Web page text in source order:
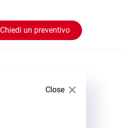
Chiedi un preventivo
Close